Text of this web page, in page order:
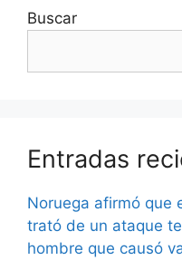
Buscar
Entradas
Noruega afirmó que
trató de un ataque
hombre que causó